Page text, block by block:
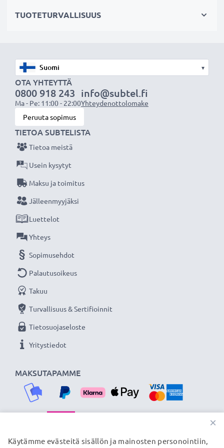
• Välitön kuvan otto ilman viivettä
• Tämä tarvikekaukolaukaisin toimii kuten
alkuperäinen kamerasi kaukolaukaisin
• Johdon ptuus: 90 cm
Heilahtamattomat kuvat subtel
kaukolaukaisimella. Tilaa nyt, 3 vuoden takuu!
TUOTETURVALLISUUS
▾
OTA YHTEYTTÄ
0800 918 243
Ma - Pe: 11:00 - 22:00
info@subtel.fi
Yhteydenottolomake
Peruuta sopimus
MAKSUTAPAMME
TIETOA SUBTELISTA
Tietoa meistä
Usein kysytyt
Maksu ja toimitus
Jälleenmyyjäksi
Luettelot
Yhteys
Sopimusehdot
Palautusoikeus
Takuu
Turvallisuus & Sertifioinnit
Tietosuojaseloste
Yritystiedot
TOIMITUSKUMPPANIMME
×
Käytämme evästeitä sisällön ja mainosten personointiin,